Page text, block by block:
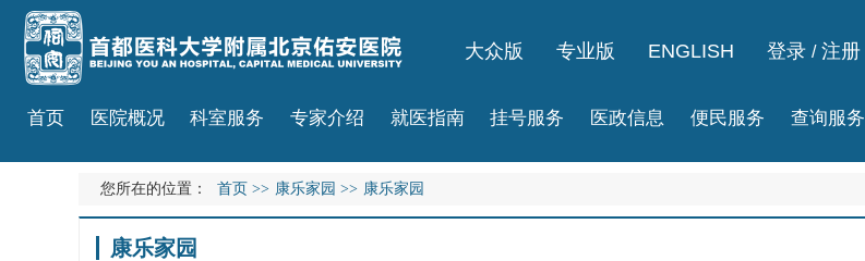
大众版 专业版 ENGLISH 登录 / 注册
首页 医院概况 科室服务 专家介绍 就医指南 挂号服务 医政信息 便民服务 查询服务
您所在的位置： 首页 >> 康乐家园 >> 康乐家园
康乐家园